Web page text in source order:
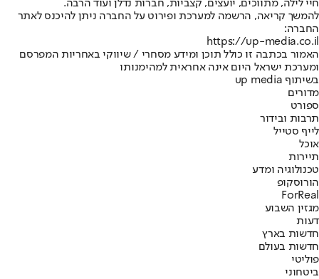
חיי לילה, מתווכים, יועצים, קצביות, חברות נדלן ועוד הרבה.
להמשך קריאה, הרשמה למערכת ופירוט על החברה ניתן להיכנס לאתר
החברה:
https://up-media.co.il
האמור בכתבה זו כולל תוכן ומידע מסחרי / שיווקי באחריות המפרסם
ומערכת ישראל היום אינה אחראית למהימנותו
בשיתוף up media
מדורים
ספורט
תרבות ובידור
לייף סטייל
אוכל
תיירות
טכנולוגיה ומדע
הורוסקופ
ForReal
מגזין השבוע
דעות
חדשות בארץ
חדשות בעולם
פוליטי
ביטחוני